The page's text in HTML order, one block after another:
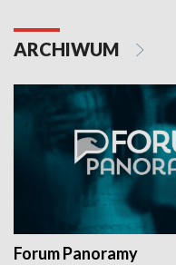
ARCHIWUM
Forum Panoramy